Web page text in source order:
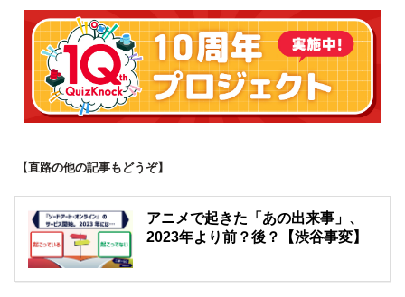
【直路の他の記事もどうぞ】
アニメで起きた「あの出来事」、
2023年より前？後？【渋谷事変】